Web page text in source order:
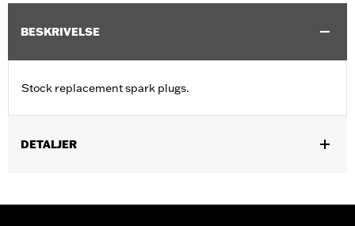
BESKRIVELSE
Stock replacement spark plugs.
DETALJER